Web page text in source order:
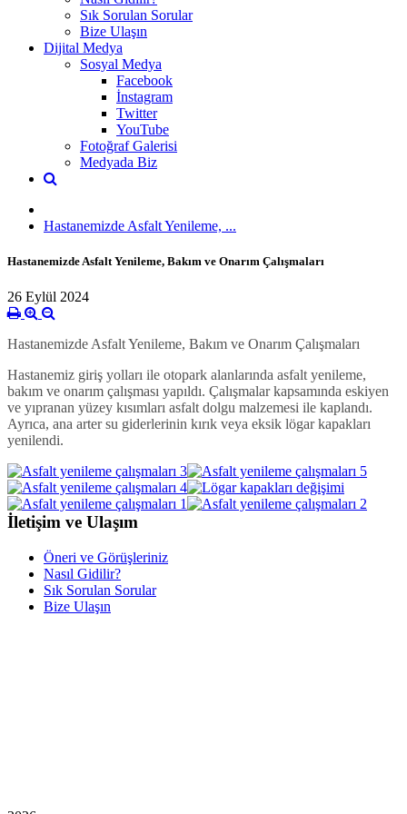
Sık Sorulan Sorular
Bize Ulaşın
Dijital Medya
Sosyal Medya
Facebook
İnstagram
Twitter
YouTube
Fotoğraf Galerisi
Medyada Biz
Hastanemizde Asfalt Yenileme, ...
Hastanemizde Asfalt Yenileme, Bakım ve Onarım Çalışmaları
26 Eylül 2024
Hastanemizde Asfalt Yenileme, Bakım ve Onarım Çalışmaları
Hastanemiz giriş yolları ile otopark alanlarında asfalt yenileme,
bakım ve onarım çalışması yapıldı. Çalışmalar kapsamında eskiyen
ve yıpranan yüzey kısımları asfalt dolgu malzemesi ile kaplandı.
Ayrıca, ana arter su giderlerinin kırık veya eksik lögar kapakları
yenilendi.
İletişim ve Ulaşım
Öneri ve Görüşleriniz
Nasıl Gidilir?
Sık Sorulan Sorular
Bize Ulaşın